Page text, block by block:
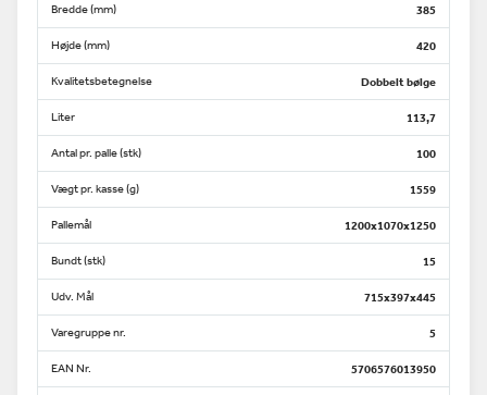
Bredde (mm) 385
Højde (mm) 420
Kvalitetsbetegnelse Dobbelt bølge
Liter 113,7
Antal pr. palle (stk) 100
Vægt pr. kasse (g) 1559
Pallemål 1200x1070x1250
Bundt (stk) 15
Udv. Mål 715x397x445
Varegruppe nr. 5
EAN Nr. 5706576013950